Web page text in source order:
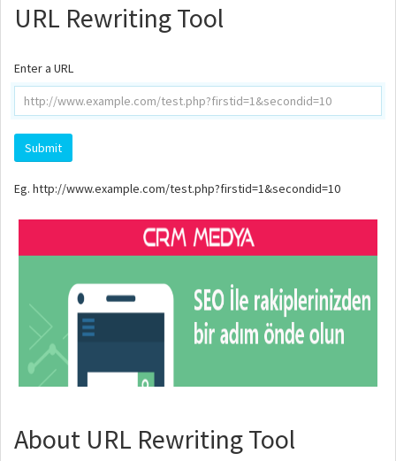
URL Rewriting Tool
Enter a URL
Eg. http://www.example.com/test.php?firstid=1&secondid=10
About URL Rewriting Tool